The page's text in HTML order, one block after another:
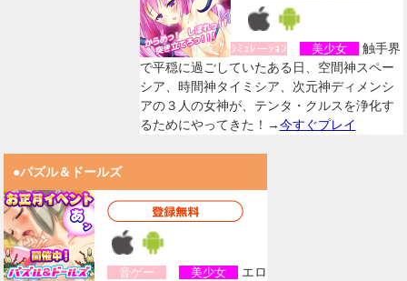
ｼﾐｭﾚーｼｮﾝ 美少女
触手界
で平穏に過ごしていたある日、空間神スペー
シア、時間神タイミシア、次元神ディメンシ
アの３人の女神が、テンタ・クルスを浄化す
るためにやってきた！→今すぐプレイ
●パズル＆ドールズ
音ゲー 美少女
エロ